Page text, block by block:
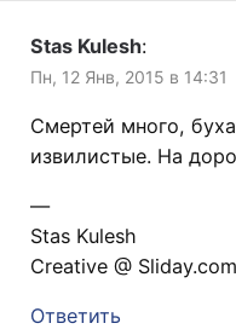
Stas Kulesh:
Пн, 12 Янв, 2015 в 14:31
Смертей много,
извилистые. На
—
Stas Kulesh
Creative @ Sliday.com
Ответить